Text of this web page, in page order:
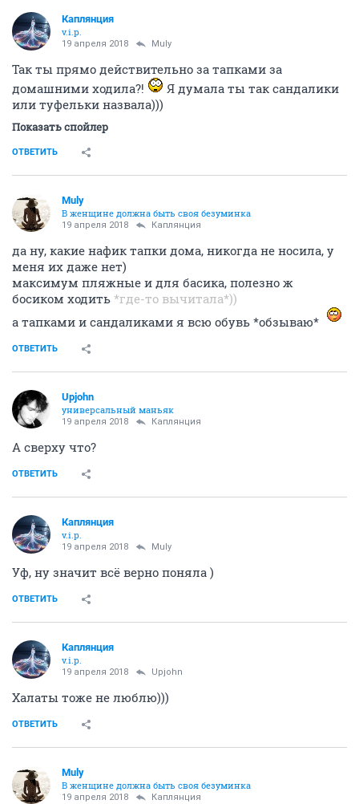
Каплянция
v.i.p.
19 апреля 2018 Muly
Так ты прямо действительно за тапками за
домашними ходила?!
Я думала ты так сандалики
или туфельки назвала)))
Показать спойлер
ОТВЕТИТЬ
Muly
В женщине должна быть своя безyминка
19 апреля 2018 Каплянция
да ну, какие нафик тапки дома, никогда не носила, у
меня их даже нет)
максимум пляжные и для басика, полезно ж
босиком ходить *где-то вычитала*))
а тапками и сандаликами я всю обувь *обзываю*
ОТВЕТИТЬ
Upjohn
универсальный маньяк
19 апреля 2018 Каплянция
А сверху что?
ОТВЕТИТЬ
Каплянция
v.i.p.
19 апреля 2018 Muly
Уф, ну значит всё верно поняла )
ОТВЕТИТЬ
Каплянция
v.i.p.
19 апреля 2018 Upjohn
Халаты тоже не люблю)))
ОТВЕТИТЬ
Muly
В женщине должна быть своя безyминка
19 апреля 2018 Каплянция